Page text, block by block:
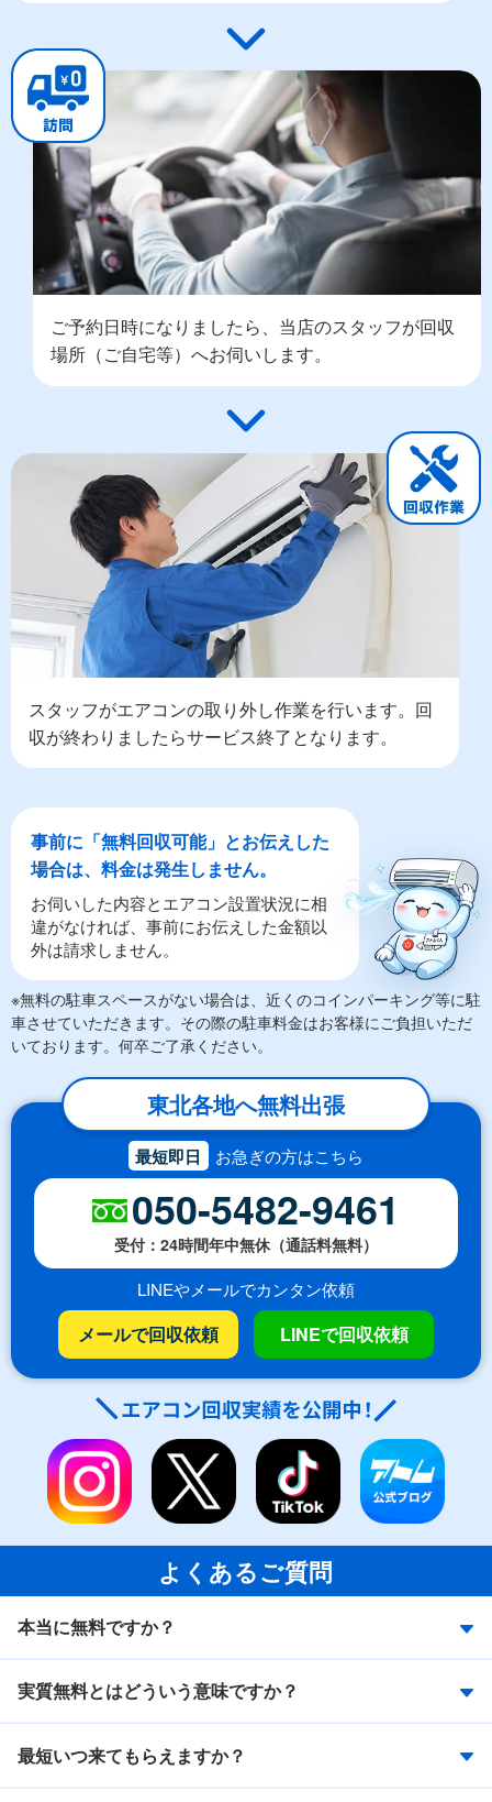
ご予約日時になりましたら、当店のスタッフが回収
場所（ご自宅等）へお伺いします。
スタッフがエアコンの取り外し作業を行います。回
収が終わりましたらサービス終了となります。
事前に「無料回収可能」とお伝えした
場合は、料金は発生しません。
お伺いした内容とエアコン設置状況に相
違がなければ、事前にお伝えした金額以
外は請求しません。
※無料の駐車スペースがない場合は、近くのコインパーキング等に駐
車させていただきます。その際の駐車料金はお客様にご負担いただ
いております。何卒ご了承ください。
東北各地へ無料出張
最短即日 お急ぎの方はこちら
050-5482-9461
受付：24時間年中無休（通話料無料）
LINEやメールでカンタン依頼
メールで回収依頼 LINEで回収依頼
よくあるご質問
本当に無料ですか？
実質無料とはどういう意味ですか？
最短いつ来てもらえますか？